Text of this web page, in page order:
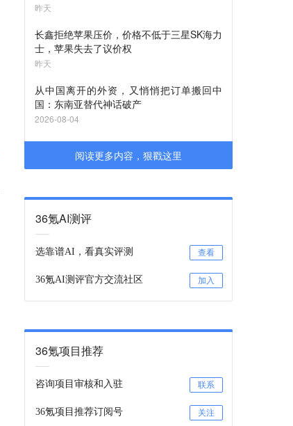
昨天
长鑫拒绝苹果压价，价格不低于三星SK海力
士，苹果失去了议价权
昨天
从中国离开的外资，又悄悄把订单搬回中
国：东南亚替代神话破产
2026-08-04
阅读更多内容，狠戳这里
36氪AI测评
选靠谱AI，看真实评测 查看
36氪AI测评官方交流社区 加入
36氪项目推荐
咨询项目审核和入驻 联系
36氪项目推荐订阅号 关注